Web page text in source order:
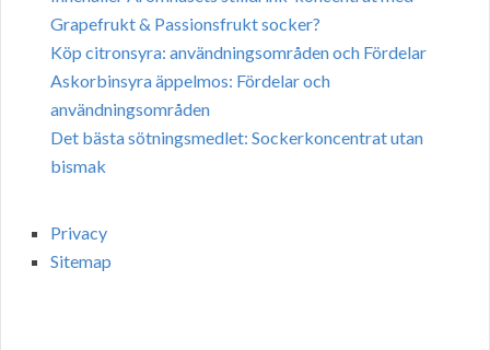
Grapefrukt & Passionsfrukt socker?
Köp citronsyra: användningsområden och Fördelar
Askorbinsyra äppelmos: Fördelar och
användningsområden
Det bästa sötningsmedlet: Sockerkoncentrat utan
bismak
Privacy
Sitemap